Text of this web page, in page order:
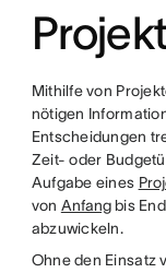
Mithilfe von
nötigen
Entscheidungen
Zeit- oder
Aufgabe eines
von Anfangbis
abzuwickeln.
Ohne den Einsatz